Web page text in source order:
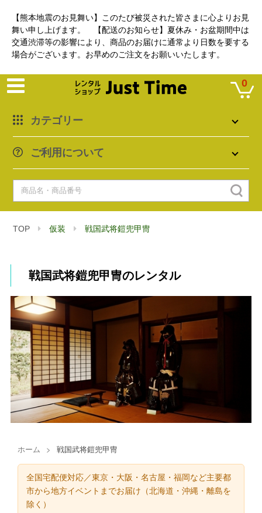
【熊本地震のお見舞い】このたび被災された皆さまに心よりお見
舞い申し上げます。 【配送のお知らせ】夏休み・お盆期間中は
交通渋滞等の影響により、商品のお届けに通常より日数を要する
場合がございます。お早めのご注文をお願いいたします。
カテゴリー
ご利用について
0
TOP 仮装 戦国武将鎧兜甲冑
戦国武将鎧兜甲冑のレンタル
ホーム > 戦国武将鎧兜甲冑
全国宅配便対応／東京・大阪・名古屋・福岡など主要都
市から地方イベントまでお届け（北海道・沖縄・離島を
除く）